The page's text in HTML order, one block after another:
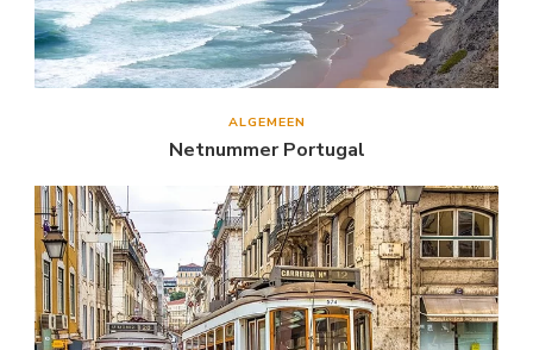
ALGEMEEN
Netnummer Portugal